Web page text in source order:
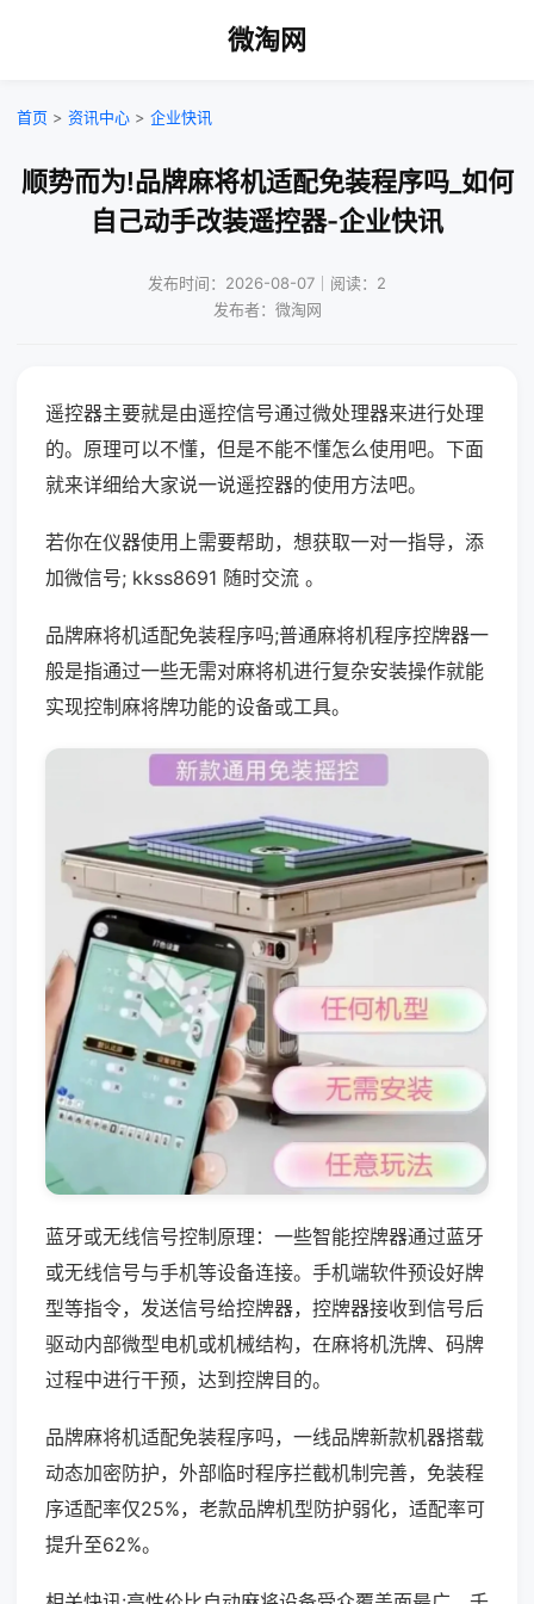
微淘网
首页 > 资讯中心 > 企业快讯
顺势而为!品牌麻将机适配免装程序吗_如何
自己动手改装遥控器-企业快讯
发布时间：2026-08-07｜阅读：2
发布者：微淘网
遥控器主要就是由遥控信号通过微处理器来进行处理
的。原理可以不懂，但是不能不懂怎么使用吧。下面
就来详细给大家说一说遥控器的使用方法吧。
若你在仪器使用上需要帮助，想获取一对一指导，添
加微信号; kkss8691 随时交流 。
品牌麻将机适配免装程序吗;普通麻将机程序控牌器一
般是指通过一些无需对麻将机进行复杂安装操作就能
实现控制麻将牌功能的设备或工具。
蓝牙或无线信号控制原理：一些智能控牌器通过蓝牙
或无线信号与手机等设备连接。手机端软件预设好牌
型等指令，发送信号给控牌器，控牌器接收到信号后
驱动内部微型电机或机械结构，在麻将机洗牌、码牌
过程中进行干预，达到控牌目的。
品牌麻将机适配免装程序吗，一线品牌新款机器搭载
动态加密防护，外部临时程序拦截机制完善，免装程
序适配率仅25%，老款品牌机型防护弱化，适配率可
提升至62%。